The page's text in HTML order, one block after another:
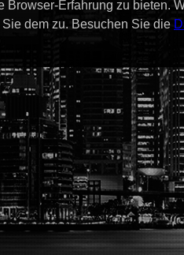
Erfahrung zu bieten.
dem zu. Besuchen Sie die